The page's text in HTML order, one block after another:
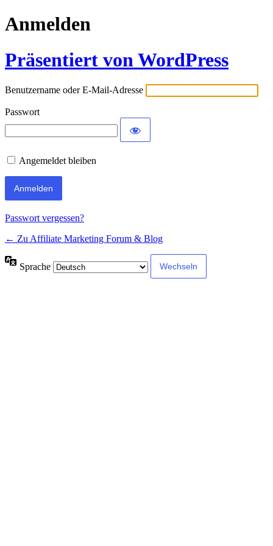
Anmelden
Präsentiert von WordPress
Benutzername oder E-Mail-Adresse
Passwort
Angemeldet bleiben
Passwort vergessen?
← Zu Affiliate Marketing Forum & Blog
Sprache